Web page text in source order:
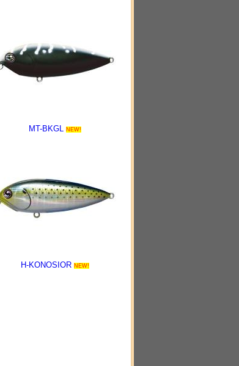
MT-BKGL NEW!
H-KONOSIOR NEW!